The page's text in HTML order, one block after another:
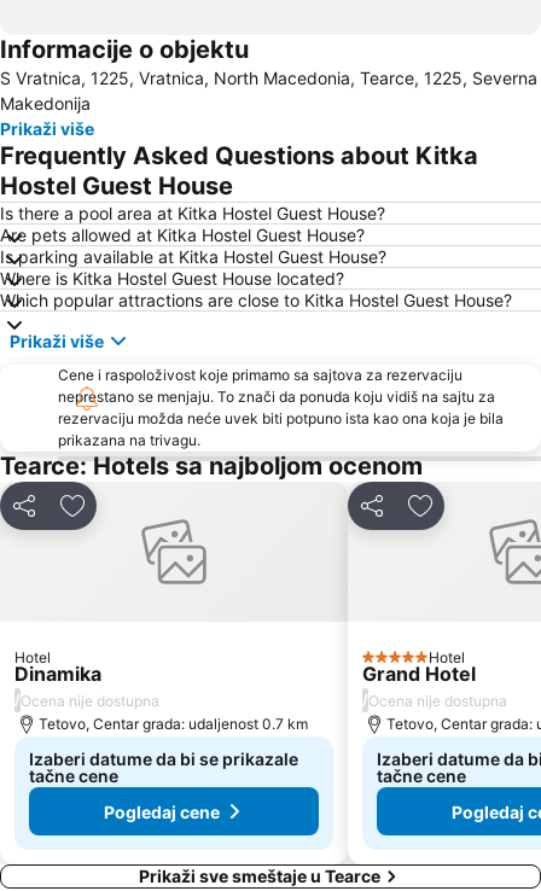
Informacije o objektu
S Vratnica, 1225, Vratnica, North Macedonia, Tearce, 1225, Severna
Makedonija
Prikaži više
Frequently Asked Questions about Kitka
Hostel Guest House
Is there a pool area at Kitka Hostel Guest House?
Are pets allowed at Kitka Hostel Guest House?
Is parking available at Kitka Hostel Guest House?
Where is Kitka Hostel Guest House located?
Which popular attractions are close to Kitka Hostel Guest House?
Prikaži više
Cene i raspoloživost koje primamo sa sajtova za rezervaciju
neprestano se menjaju. To znači da ponuda koju vidiš na sajtu za
rezervaciju možda neće uvek biti potpuno ista kao ona koja je bila
prikazana na trivagu.
Tearce: Hotels sa najboljom ocenom
Deli Dodati u favorite
Hotel
Dinamika
/Ocena nije dostupna
Tetovo, Centar grada: udaljenost 0.7 km
Izaberi datume da bi se prikazale
tačne cene
Pogledaj cene
Deli Dodati u
5 Zvezdice
Hotel
Grand Hotel
/Ocena nije dostupna
Tetovo, Centar grada:
Izaberi datume da
tačne cene
Pogledaj
Prikaži sve smeštaje u Tearce